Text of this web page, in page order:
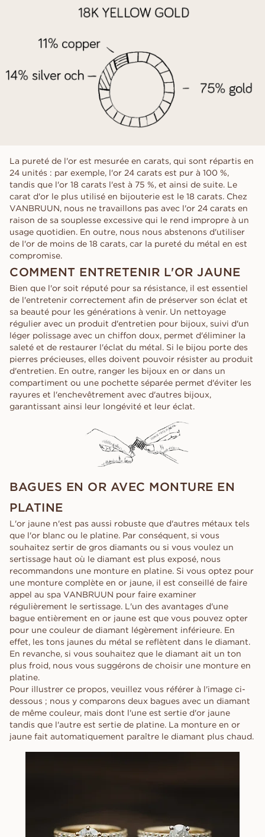
La pureté de l'or est mesurée en carats, qui sont répartis en
24 unités : par exemple, l'or 24 carats est pur à 100 %,
tandis que l'or 18 carats l'est à 75 %, et ainsi de suite. Le
carat d'or le plus utilisé en bijouterie est le 18 carats. Chez
VANBRUUN, nous ne travaillons pas avec l'or 24 carats en
raison de sa souplesse excessive qui le rend impropre à un
usage quotidien. En outre, nous nous abstenons d'utiliser
de l'or de moins de 18 carats, car la pureté du métal en est
compromise.
COMMENT ENTRETENIR L'OR JAUNE
Bien que l'or soit réputé pour sa résistance, il est essentiel
de l'entretenir correctement afin de préserver son éclat et
sa beauté pour les générations à venir. Un nettoyage
régulier avec un produit d'entretien pour bijoux, suivi d'un
léger polissage avec un chiffon doux, permet d'éliminer la
saleté et de restaurer l'éclat du métal. Si le bijou porte des
pierres précieuses, elles doivent pouvoir résister au produit
d'entretien. En outre, ranger les bijoux en or dans un
compartiment ou une pochette séparée permet d'éviter les
rayures et l'enchevêtrement avec d'autres bijoux,
garantissant ainsi leur longévité et leur éclat.
BAGUES EN OR AVEC MONTURE EN
PLATINE
L'or jaune n'est pas aussi robuste que d'autres métaux tels
que l'or blanc ou le platine. Par conséquent, si vous
souhaitez sertir de gros diamants ou si vous voulez un
sertissage haut où le diamant est plus exposé, nous
recommandons une monture en platine. Si vous optez pour
une monture complète en or jaune, il est conseillé de faire
appel au spa VANBRUUN pour faire examiner
régulièrement le sertissage. L'un des avantages d'une
bague entièrement en or jaune est que vous pouvez opter
pour une couleur de diamant légèrement inférieure. En
effet, les tons jaunes du métal se reflètent dans le diamant.
En revanche, si vous souhaitez que le diamant ait un ton
plus froid, nous vous suggérons de choisir une monture en
platine.
Pour illustrer ce propos, veuillez vous référer à l'image ci-
dessous ; nous y comparons deux bagues avec un diamant
de même couleur, mais dont l'une est sertie d'or jaune
tandis que l'autre est sertie de platine. La monture en or
jaune fait automatiquement paraître le diamant plus chaud.